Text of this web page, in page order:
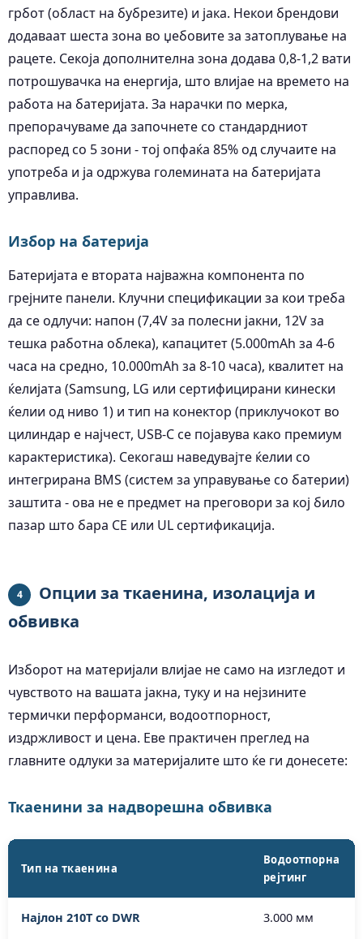
грбот (област на бубрезите) и јака. Некои брендови
додаваат шеста зона во џебовите за затоплување на
рацете. Секоја дополнителна зона додава 0,8-1,2 вати
потрошувачка на енергија, што влијае на времето на
работа на батеријата. За нарачки по мерка,
препорачуваме да започнете со стандардниот
распоред со 5 зони - тој опфаќа 85% од случаите на
употреба и ја одржува големината на батеријата
управлива.
Избор на батерија
Батеријата е втората најважна компонента по
грејните панели. Клучни спецификации за кои треба
да се одлучи: напон (7,4V за полесни јакни, 12V за
тешка работна облека), капацитет (5.000mAh за 4-6
часа на средно, 10.000mAh за 8-10 часа), квалитет на
ќелијата (Samsung, LG или сертифицирани кинески
ќелии од ниво 1) и тип на конектор (приклучокот во
цилиндар е најчест, USB-C се појавува како премиум
карактеристика). Секогаш наведувајте ќелии со
интегрирана BMS (систем за управување со батерии)
заштита - ова не е предмет на преговори за кој било
пазар што бара CE или UL сертификација.
4
Опции за ткаенина, изолација и
обвивка
Изборот на материјали влијае не само на изгледот и
чувството на вашата јакна, туку и на нејзините
термички перформанси, водоотпорност,
издржливост и цена. Еве практичен преглед на
главните одлуки за материјалите што ќе ги донесете:
Ткаенини за надворешна обвивка
Тип на ткаенина
Водоотпорна
рејтинг
Најлон 210T со DWR 3.000 мм